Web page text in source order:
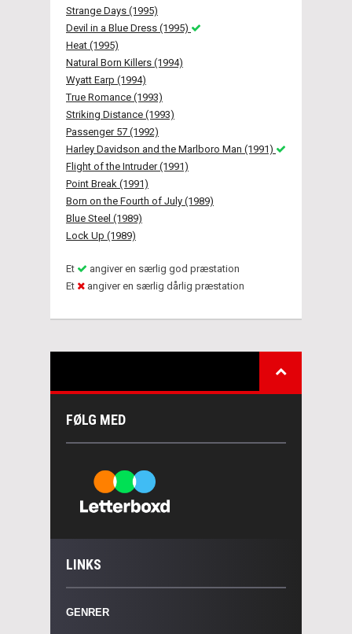
Strange Days (1995)
Devil in a Blue Dress (1995)
Heat (1995)
Natural Born Killers (1994)
Wyatt Earp (1994)
True Romance (1993)
Striking Distance (1993)
Passenger 57 (1992)
Harley Davidson and the Marlboro Man (1991)
Flight of the Intruder (1991)
Point Break (1991)
Born on the Fourth of July (1989)
Blue Steel (1989)
Lock Up (1989)
Et
angiver en særlig god præstation
Et
angiver en særlig dårlig præstation
FØLG MED
LINKS
GENRER